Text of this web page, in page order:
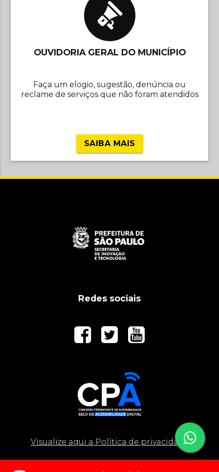
OUVIDORIA GERAL DO MUNICÍPIO
Faça um elogio, sugestão, denúncia ou
reclame de serviços que não foram atendidos
SAIBA MAIS
Redes sociais
Visualize aqui a Política de privacidade